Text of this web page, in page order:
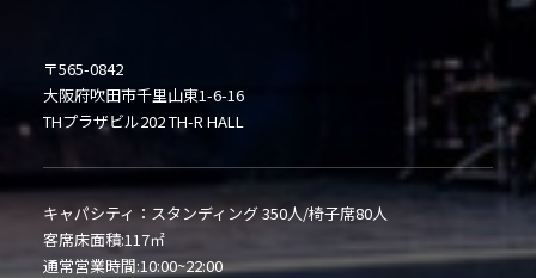
〒565-0842
大阪府吹田市千里山東1-6-16
THプラザビル202 TH-R HALL
キャパシティ：スタンディング 350人/椅子席80人
客席床面積:117㎡
通常営業時間:10:00~22:00